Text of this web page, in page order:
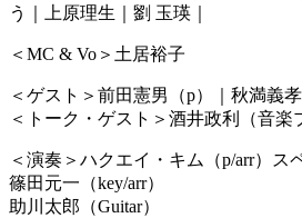
う｜上原理生｜劉 玉瑛｜
＜MC & Vo＞土居裕子
＜ゲスト＞前田憲男（p）｜秋満義孝
＜トーク・ゲスト＞酒井政利（音楽
＜演奏＞ハクエイ・キム（p/arr）ス
篠田元一（key/arr）
助川太郎（Guitar）